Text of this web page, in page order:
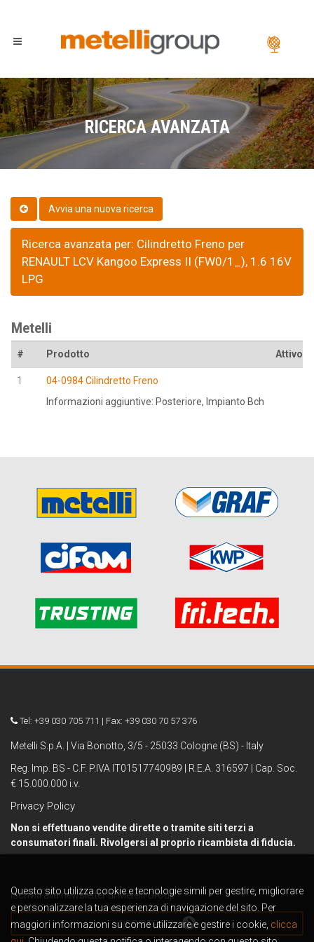
RICERCA AVANZATA
Ricerca avanzata per: Cilindretto Freno per
RENAULT LCV Kangoo Express II (FW0/1_), 1.6 16V
LPG
Metelli
# Prodotto Attivo
1
04-0984 Cilindretto Freno
Informazioni aggiuntive: Posteriore, Impianto Bch
Tel: +39 030 705 711 | Fax: +39 030 70 57 376
Metelli S.p.A. | Via Bonotto, 3/5 - 25033 Cologne (BS) - Italy
Reg. Imp. BS - C.F. P.IVA IT01517740989 | R.E.A. 316597 | Cap. Soc.
€ 15.000.000 i.v.
Privacy Policy
Non si effettuano vendite dirette o tramite siti terzi a
consumatori finali. Rivolgersi al proprio ricambista di fiducia.
Iscriviti alla newsletter di Metelli Group
REGISTRATI
Questo sito utilizza cookie e tecnologie simili per gestire, migliorare
e personalizzare la tua esperienza di navigazione del sito. Per
maggiori informazioni su come utilizzare e gestire i cookie, clicca